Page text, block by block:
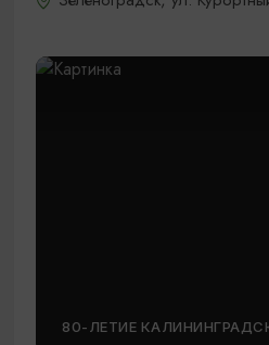
80-ЛЕТИЕ